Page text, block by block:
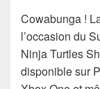
Cowabunga !
l’occasion du
Ninja Turtles
disponible sur